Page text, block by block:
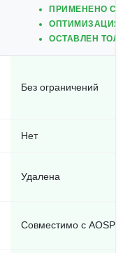
ПРИМЕНЕНО
ОПТИМИЗАЦИЯ
ОСТАВЛЕН
Без ограничений
Нет
Удалена
Совместимо с AOSP